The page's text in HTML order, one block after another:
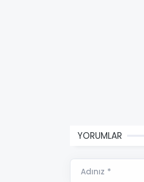
YORUMLAR
Adınız *